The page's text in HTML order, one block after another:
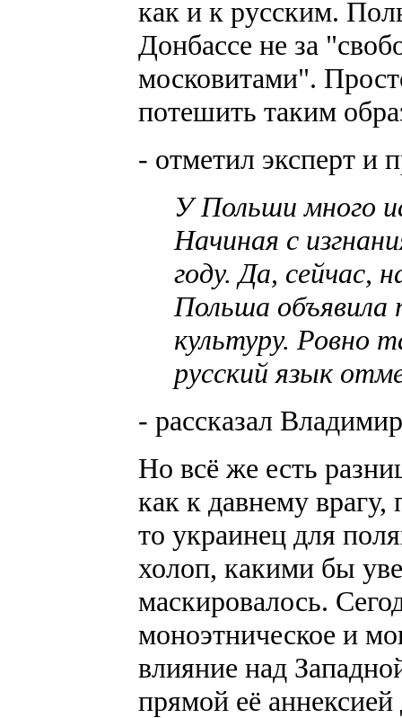
как и к русским.
Донбассе не за
московитами".
потешить таким
- отметил эксперт и
У Польши много
Начиная с
году. Да, сейчас,
Польша объявила
культуру. Ровно
русский язык
- рассказал
Но всё же есть
как к давнему врагу,
то украинец для
холоп, какими бы
маскировалось.
моноэтническое и
влияние над
прямой её